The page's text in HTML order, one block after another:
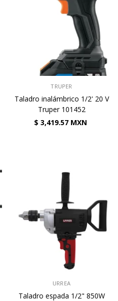
TRUPER
Taladro inalámbrico 1/2' 20 V
Truper 101452
$ 3,419.57 MXN
URREA
Taladro espada 1/2" 850W